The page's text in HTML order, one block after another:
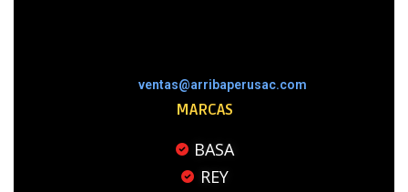
ventas@arribaperusac.com
MARCAS
BASA
REY